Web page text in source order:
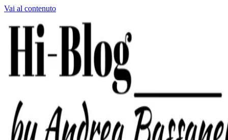
Vai al contenuto